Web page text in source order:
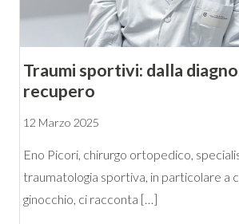
Traumi sportivi: dalla
recupero
12 Marzo 2025
Eno Picori, chirurgo ortopedico,
traumatologia sportiva, in particolare a
ginocchio, ci racconta […]